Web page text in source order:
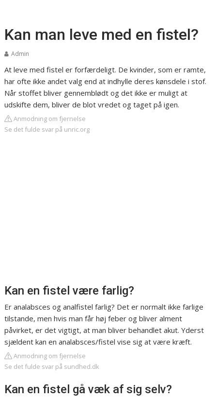
Kan man leve med en fistel?
Admin
At leve med fistel er forfærdeligt. De kvinder, som er ramte,
har ofte ikke andet valg end at indhylle deres kønsdele i stof.
Når stoffet bliver gennemblødt og det ikke er muligt at
udskifte dem, bliver de blot vredet og taget på igen.
Anmodning om fjernelse
Se det fulde svar på unric.org
Kan en fistel være farlig?
Er analabsces og analfistel farlig? Det er normalt ikke farlige
tilstande, men hvis man får høj feber og bliver alment
påvirket, er det vigtigt, at man bliver behandlet akut. Yderst
sjældent kan en analabsces/fistel vise sig at være kræft.
Anmodning om fjernelse
Se det fulde svar på sundhed.dk
Kan en fistel gå væk af sig selv?